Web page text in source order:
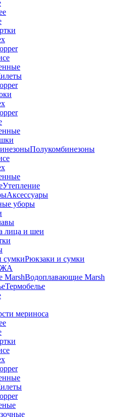
Полукомбинезоны
Утепление
Аксессуары
уборы
лица и шеи
Рюкзаки и сумки
Водоплавающие Marsh
Термобелье
мериноса